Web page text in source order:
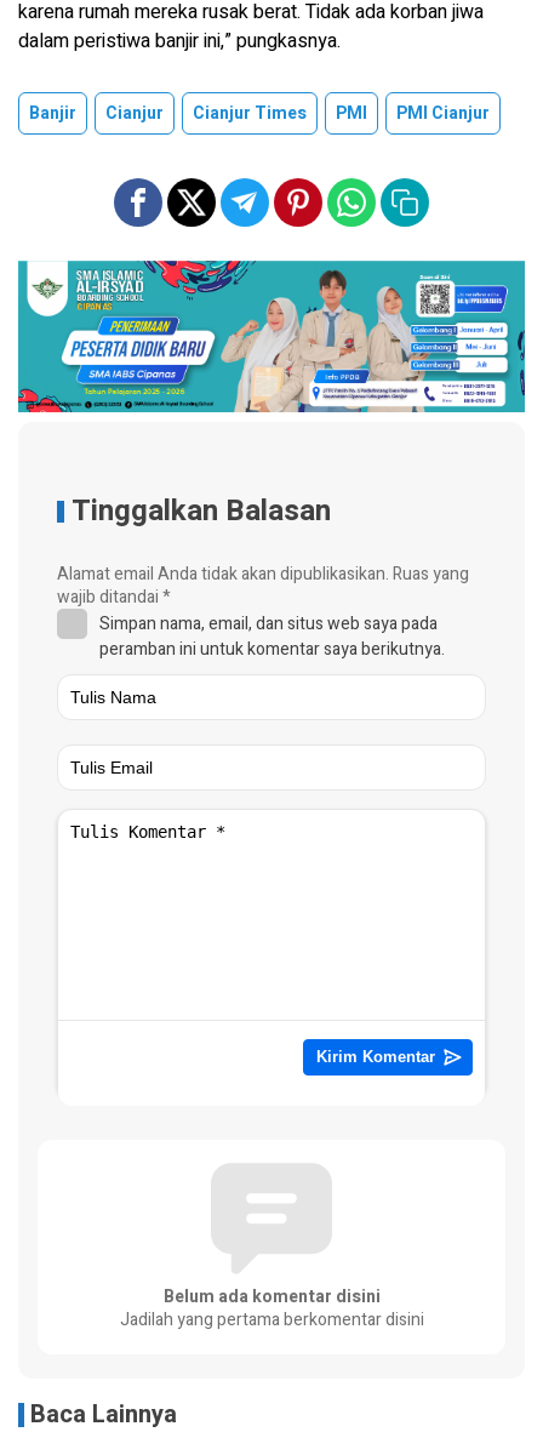
karena rumah mereka rusak berat. Tidak ada korban jiwa
dalam peristiwa banjir ini,” pungkasnya.
Banjir Cianjur Cianjur Times PMI PMI Cianjur
Tinggalkan Balasan
Alamat email Anda tidak akan dipublikasikan.Ruas yang
wajib ditandai*
Simpan nama, email, dan situs web saya pada
peramban ini untuk komentar saya berikutnya.
Belum ada komentar disini
Jadilah yang pertama berkomentar disini
Baca Lainnya